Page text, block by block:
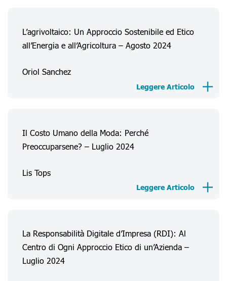
Informazioni
L’agrivoltaico: Un Approccio Sostenibile ed Etico
all’Energia e all’Agricoltura – Agosto 2024
Oriol Sanchez
Leggere Articolo
Il Costo Umano della Moda: Perché
Preoccuparsene? – Luglio 2024
Lis Tops
Leggere Articolo
La Responsabilità Digitale d’Impresa (RDI): Al
Centro di Ogni Approccio Etico di un’Azienda –
Luglio 2024